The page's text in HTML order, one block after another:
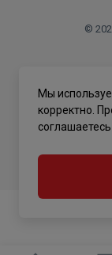
©
Мы
корректно.